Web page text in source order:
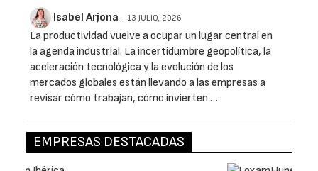
Isabel Arjona - 13 JULIO, 2026
La productividad vuelve a ocupar un lugar central en
la agenda industrial. La incertidumbre geopolítica, la
aceleración tecnológica y la evolución de los
mercados globales están llevando a las empresas a
revisar cómo trabajan, cómo invierten …
EMPRESAS DESTACADAS